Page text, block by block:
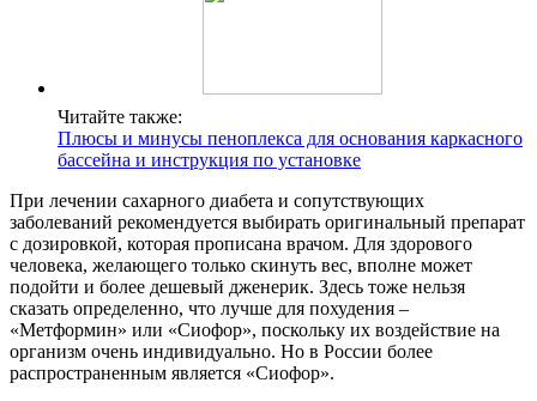
Читайте также:
Плюсы и минусы пеноплекса для основания каркасного
бассейна и инструкция по установке
При лечении сахарного диабета и сопутствующих
заболеваний рекомендуется выбирать оригинальный препарат
с дозировкой, которая прописана врачом. Для здорового
человека, желающего только скинуть вес, вполне может
подойти и более дешевый дженерик. Здесь тоже нельзя
сказать определенно, что лучше для похудения –
«Метформин» или «Сиофор», поскольку их воздействие на
организм очень индивидуально. Но в России более
распространенным является «Сиофор».